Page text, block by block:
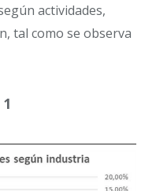
actividades,
tal como se observa